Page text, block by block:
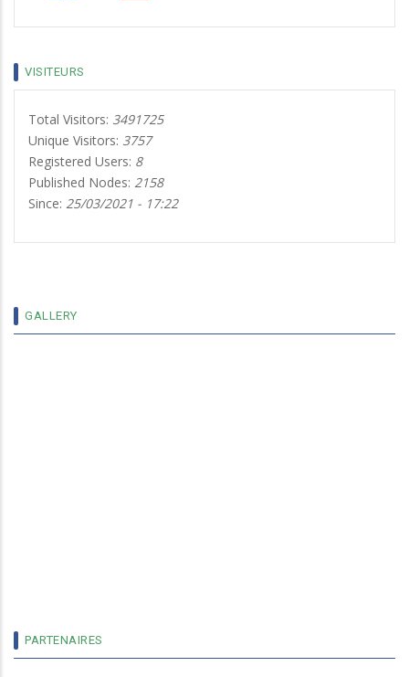
VISITEURS
Total Visitors: 3491725
Unique Visitors: 3757
Registered Users: 8
Published Nodes: 2158
Since: 25/03/2021 - 17:22
GALLERYAGRÉGÉS
PARTENAIRES